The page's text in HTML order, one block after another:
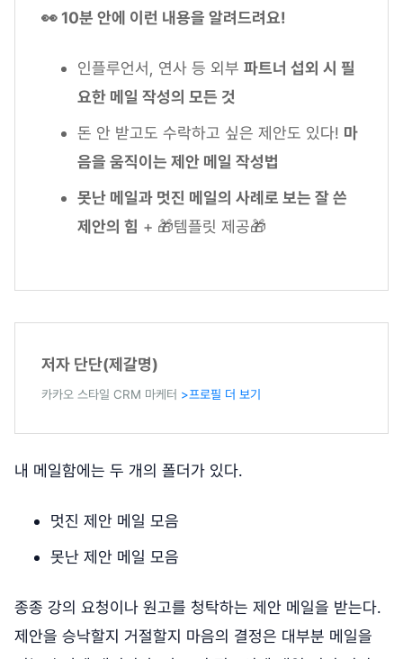
👀 10분 안에 이런 내용을 알려드려요!
인플루언서, 연사 등 외부 파트너 섭외 시 필
요한 메일 작성의 모든 것
돈 안 받고도 수락하고 싶은 제안도 있다! 마
음을 움직이는 제안 메일 작성법
못난 메일과 멋진 메일의 사례로 보는 잘 쓴
제안의 힘 + 🎁템플릿 제공🎁
저자 단단(제갈명)
카카오 스타일 CRM 마케터 >프로필 더 보기
내 메일함에는 두 개의 폴더가 있다.
멋진 제안 메일 모음
못난 제안 메일 모음
종종 강의 요청이나 원고를 청탁하는 제안 메일을 받는다.
제안을 승낙할지 거절할지 마음의 결정은 대부분 메일을